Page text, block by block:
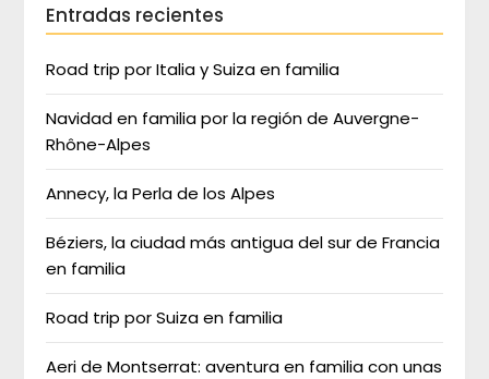
Entradas recientes
Road trip por Italia y Suiza en familia
Navidad en familia por la región de Auvergne-
Rhône-Alpes
Annecy, la Perla de los Alpes
Béziers, la ciudad más antigua del sur de Francia
en familia
Road trip por Suiza en familia
Aeri de Montserrat: aventura en familia con unas